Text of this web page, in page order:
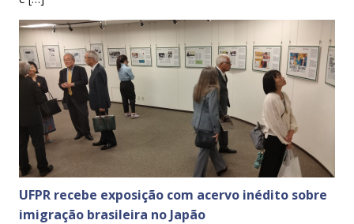
UFPR recebe exposição com acervo inédito sobre
imigração brasileira no Japão